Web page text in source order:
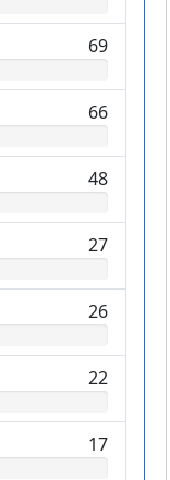
69
66
48
27
26
22
17